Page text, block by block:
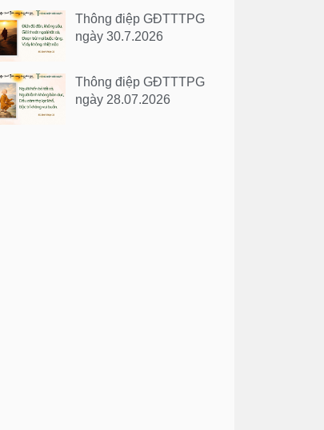
Thông điệp GĐTTTPG
ngày 30.7.2026
Thông điệp GĐTTTPG
ngày 28.07.2026